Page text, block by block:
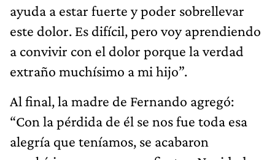
ayuda a estar fuerte y poder sobrellevar
este dolor. Es difícil, pero voy aprendiendo
a convivir con el dolor porque la verdad
extraño muchísimo a mi hijo”.
Al final, la madre de Fernando agregó:
“Con la pérdida de él se nos fue toda esa
alegría que teníamos, se acabaron